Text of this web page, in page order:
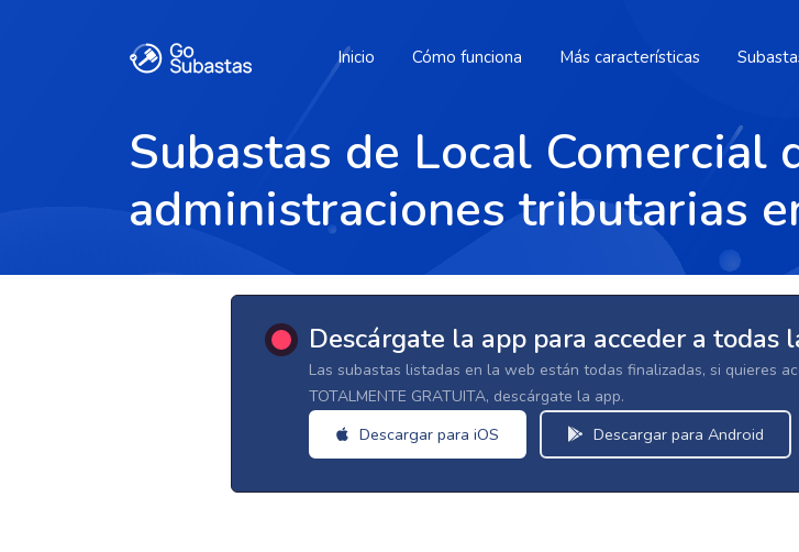
Inicio Cómo funciona Más características
Subastas de Local Comercial
administraciones tributarias
Descárgate la app para acceder a todas
Las subastas listadas en la web están todas finalizadas, si quieres
TOTALMENTE GRATUITA, descárgate la app.
Descargar para iOS Descargar para Android